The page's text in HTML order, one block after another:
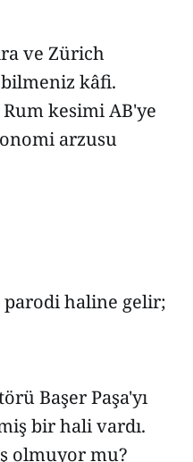
ve Zürich
bilmeniz kâfi.
kesimi AB'ye
arzusu
parodi haline gelir;
Başer Paşa'yı
bir hali vardı.
olmuyor mu?